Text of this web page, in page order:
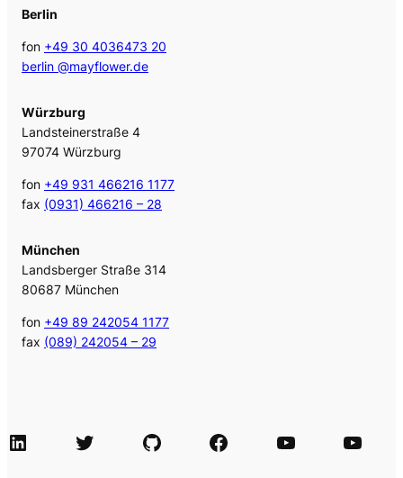
Berlin
fon +49 30 4036473 20
berlin @mayflower.de
Würzburg
Landsteinerstraße 4
97074 Würzburg
fon +49 931 466216 1177
fax (0931) 466216 – 28
München
Landsberger Straße 314
80687 München
fon +49 89 242054 1177
fax (089) 242054 – 29
LinkedIn Twitter GitHub Facebook Agile Videos Tech-Videos